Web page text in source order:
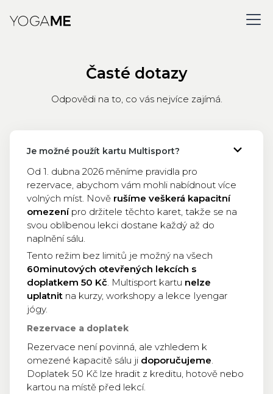
Časté dotazy
Odpovědi na to, co vás nejvíce zajímá.
Je možné použít kartu Multisport?
Od 1. dubna 2026 měníme pravidla pro
rezervace, abychom vám mohli nabídnout více
volných míst. Nově rušíme veškerá kapacitní
omezenípro držitele těchto karet, takže se na
svou oblíbenou lekci dostane každý až do
naplnění sálu.
Tento režim bez limitů je možný na všech
60minutových otevřených lekcích s
doplatkem 50 Kč. Multisport kartu nelze
uplatnit na kurzy, workshopy a lekce Iyengar
jógy.
Rezervace a doplatek
Rezervace není povinná, ale vzhledem k
omezené kapacitě sálu ji doporučujeme.
Doplatek 50 Kč lze hradit z kreditu, hotově nebo
kartou na místě před lekcí.